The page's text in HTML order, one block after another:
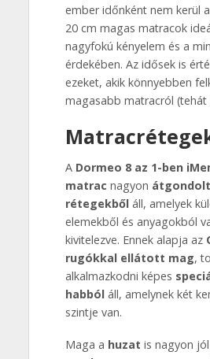
ember időnként nem kerül
20 cm magas matracok
nagyfokú kényelem és a
érdekében. Az idősek is
ezeket, akik könnyebben
magasabb matracról (tehát
A Dormeo 8 az 1-ben
matrac nagyon átgondolt
rétegekbőláll, amelyek
elemekből és anyagokból
kivitelezve. Ennek alapja az
rugókkal ellátott mag,
alkalmazkodni képes
habbóláll, amelynek két
szintje van.
Maga a huzat is nagyon